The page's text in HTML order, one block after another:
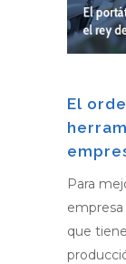
El
Para
que